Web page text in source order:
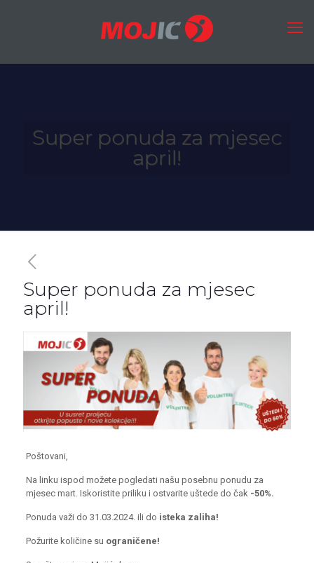
Super ponuda za mjesec
april!
Super ponuda za mjesec
april!
Poštovani,
Na linku ispod možete pogledati našu posebnu ponudu za
mjesec mart. Iskoristite priliku i ostvarite uštede do čak -50%.
Ponuda važi do 31.03.2024. ili do isteka zaliha!
Požurite količine su ograničene!